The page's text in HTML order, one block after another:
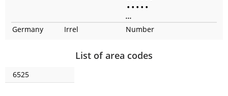
• • • • •
...
Germany Irrel Number
List of area codes
6525